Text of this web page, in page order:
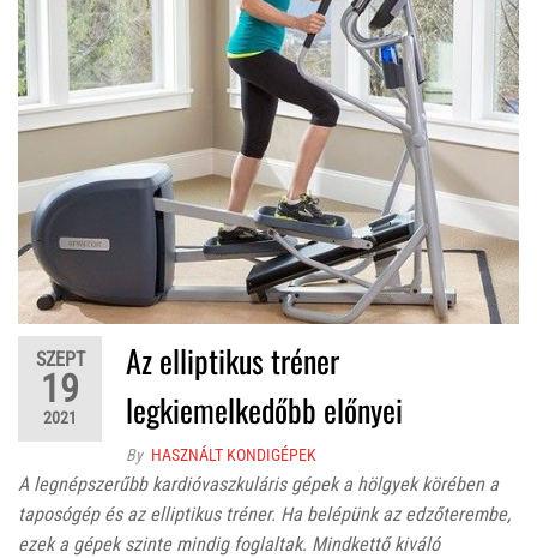
SZEPT
19
2021
Az elliptikus tréner
legkiemelkedőbb előnyei
By HASZNÁLT KONDIGÉPEK
A legnépszerűbb kardióvaszkuláris gépek a hölgyek körében a
taposógép és az elliptikus tréner. Ha belépünk az edzőterembe,
ezek a gépek szinte mindig foglaltak. Mindkettő kiváló